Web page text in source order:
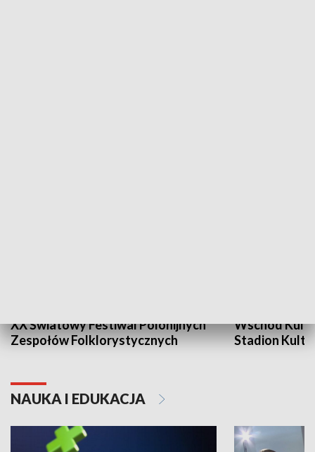
XX Światowy Festiwal Polonijnych
Zespołów Folklorystycznych
Wschód
Stadion
NAUKA I EDUKACJA